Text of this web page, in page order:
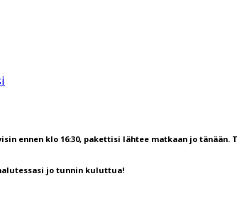
ennen klo 16:30, pakettisi lähtee matkaan jo tänään.
jo tunnin kuluttua!